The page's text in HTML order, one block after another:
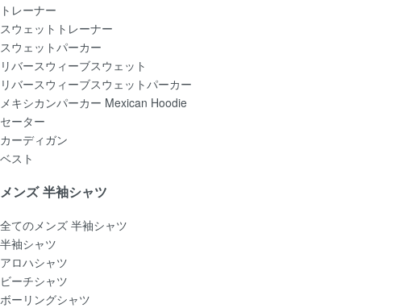
トレーナー
スウェットトレーナー
スウェットパーカー
リバースウィーブスウェット
リバースウィーブスウェットパーカー
メキシカンパーカー Mexican Hoodie
セーター
カーディガン
ベスト
メンズ 半袖シャツ
全てのメンズ 半袖シャツ
半袖シャツ
アロハシャツ
ビーチシャツ
ボーリングシャツ